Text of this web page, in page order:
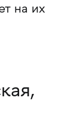
на их